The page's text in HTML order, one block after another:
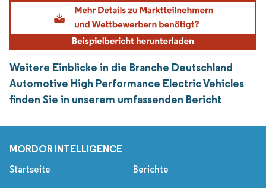
Weitere Einblicke in die Branche Deutschland
Automotive High Performance Electric Vehicles
finden Sie in unserem umfassenden Bericht
MORDOR INTELLIGENCE
Startseite Berichte